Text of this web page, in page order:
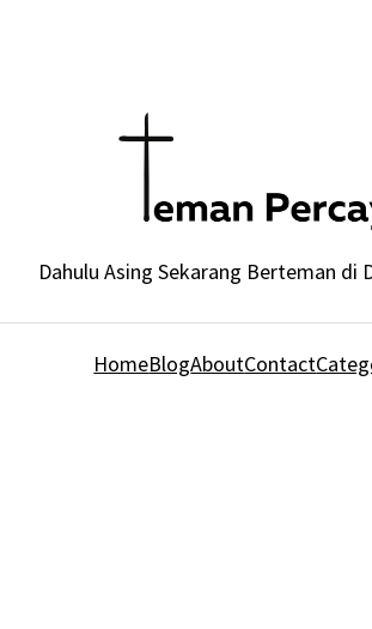
Dahulu Asing Sekarang Berteman di
HomeBlogAboutContact